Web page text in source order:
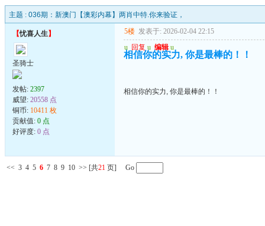
主题 : 036期：新澳门【澳彩内幕】两肖中特.你来验证，
【忧喜人生】
圣骑士
发帖: 2397
威望: 20558 点
铜币: 10411 枚
贡献值: 0 点
好评度: 0 点
5楼 发表于: 2026-02-04 22:15
u 回复 u 编辑 u
相信你的实力, 你是最棒的！！
相信你的实力, 你是最棒的！！
<< 3 4 5 6 7 8 9 10 >> [共21 页] Go